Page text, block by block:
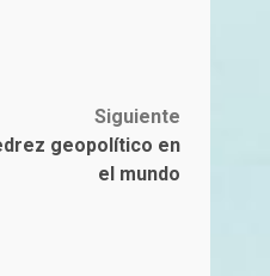
Siguiente
geopolítico en
el mundo